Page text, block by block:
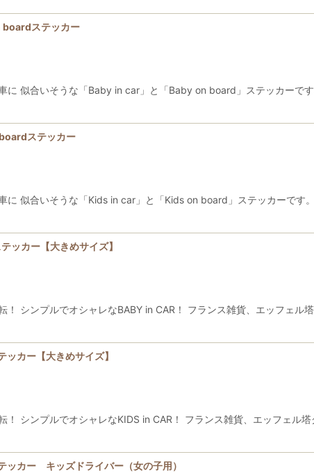
boardステッカー
に 似合いそうな「Baby in car」と「Baby on board」ステッカーで
ステッカー
に 似合いそうな「Kids in car」と「Kids on board」ステッカーです
ッカー【大きめサイズ】
！ シンプルでオシャレなBABY in CAR！ フランス雑貨、エッフェル
カー【大きめサイズ】
！ シンプルでオシャレなKIDS in CAR！ フランス雑貨、エッフェル
カー キッズドライバー（女の子用）